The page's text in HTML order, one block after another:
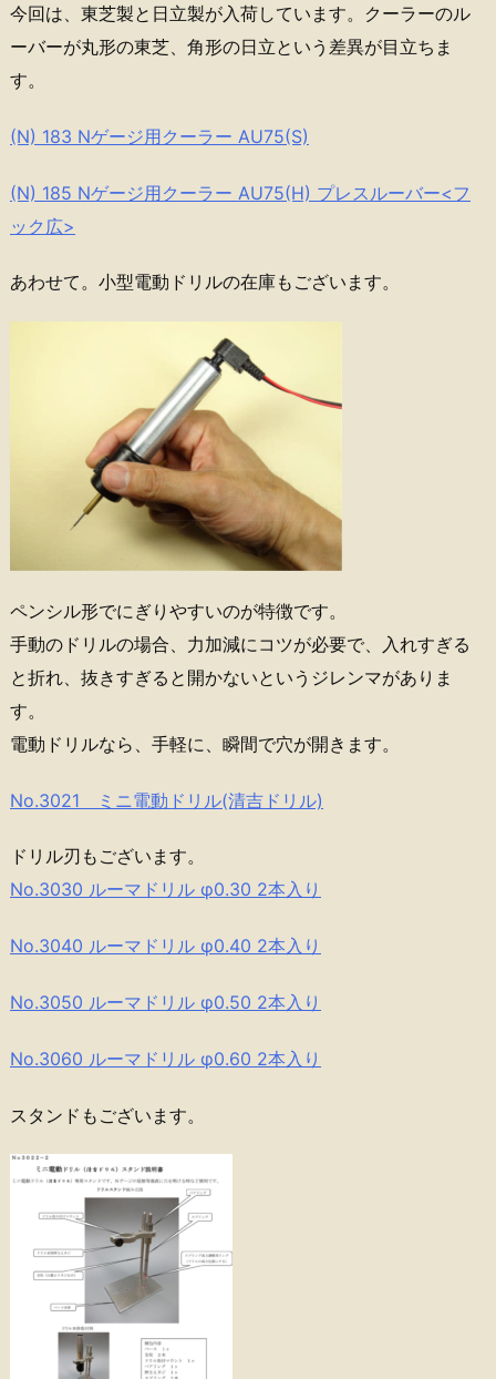
今回は、東芝製と日立製が入荷しています。クーラーのル
ーバーが丸形の東芝、角形の日立という差異が目立ちま
す。
(N) 183 Nゲージ用クーラー AU75(S)
(N) 185 Nゲージ用クーラー AU75(H) プレスルーバー<フ
ック広>
あわせて。小型電動ドリルの在庫もございます。
ペンシル形でにぎりやすいのが特徴です。
手動のドリルの場合、力加減にコツが必要で、入れすぎる
と折れ、抜きすぎると開かないというジレンマがありま
す。
電動ドリルなら、手軽に、瞬間で穴が開きます。
No.3021 ミニ電動ドリル(清吉ドリル)
ドリル刃もございます。
No.3030 ルーマドリル φ0.30 2本入り
No.3040 ルーマドリル φ0.40 2本入り
No.3050 ルーマドリル φ0.50 2本入り
No.3060 ルーマドリル φ0.60 2本入り
スタンドもございます。